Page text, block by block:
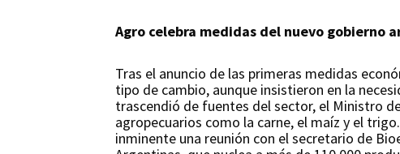
Agro celebra medidas del nuevo gobierno
Tras el anuncio de las primeras medidas
tipo de cambio, aunque insistieron en la
trascendió de fuentes del sector, el Ministro
agropecuarios como la carne, el maíz y el
inminente una reunión con el secretario de